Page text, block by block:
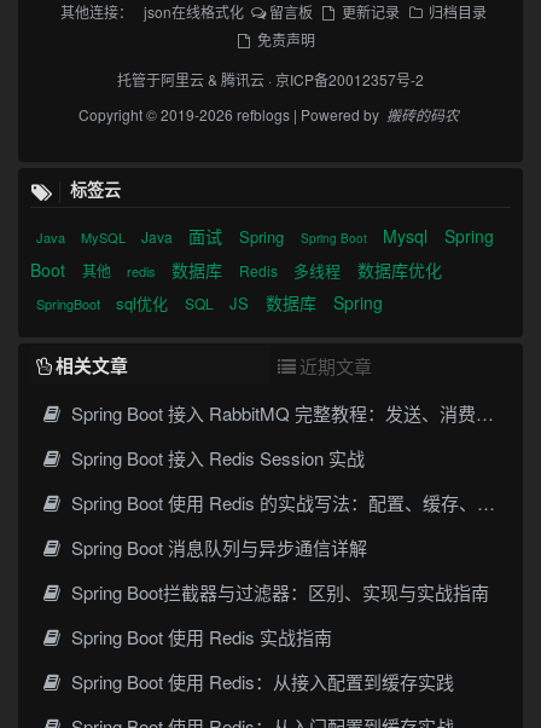
其他连接： json在线格式化 留言板 更新记录
归档目录
免责声明
托管于阿里云& 腾讯云 ·京ICP备20012357号-2
Copyright © 2019-2026 refblogs | Powered by 搬砖的码农
标签云
Java MySQL Java 面试 Spring Spring Boot Mysql
Spring
Boot
其他 redis 数据库 Redis 多线程 数据库优化
SpringBoot sql优化 SQL JS 数据库 Spring
相关文章
近期文章
Spring Boot 接入 RabbitMQ 完整教程：发送、消费、确认与死信队列
Spring Boot 接入 Redis Session 实战
Spring Boot 使用 Redis 的实战写法：配置、缓存、序列化与常见坑
Spring Boot 消息队列与异步通信详解
Spring Boot拦截器与过滤器：区别、实现与实战指南
Spring Boot 使用 Redis 实战指南
Spring Boot 使用 Redis：从接入配置到缓存实践